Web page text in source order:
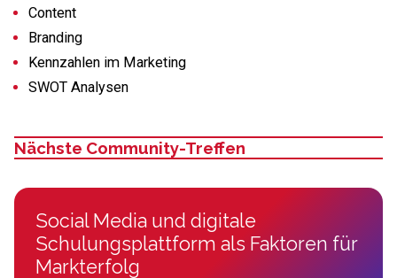
Content
Branding
Kennzahlen im Marketing
SWOT Analysen
Nächste Community-Treffen
Social Media und digitale
Schulungsplattform als Faktoren für
Markterfolg